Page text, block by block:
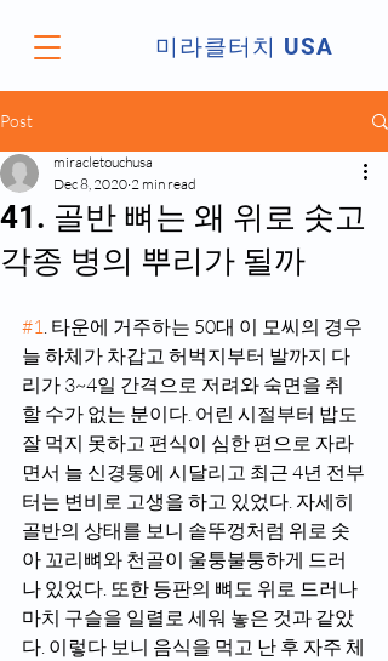
미라클터치 USA
Post
41. 골반 뼈는 왜 위로 솟고
각종 병의 뿌리가 될까
miracletouchusa
Dec 8, 2020 2 min read
#1. 타운에 거주하는 50대 이 모씨의 경우
늘 하체가 차갑고 허벅지부터 발까지 다
리가 3~4일 간격으로 저려와 숙면을 취
할 수가 없는 분이다. 어린 시절부터 밥도
잘 먹지 못하고 편식이 심한 편으로 자라
면서 늘 신경통에 시달리고 최근 4년 전부
터는 변비로 고생을 하고 있었다. 자세히
골반의 상태를 보니 솥뚜껑처럼 위로 솟
아 꼬리뼈와 천골이 울퉁불퉁하게 드러
나 있었다. 또한 등판의 뼈도 위로 드러나
마치 구슬을 일렬로 세워 놓은 것과 같았
다. 이렇다 보니 음식을 먹고 난 후 자주 체